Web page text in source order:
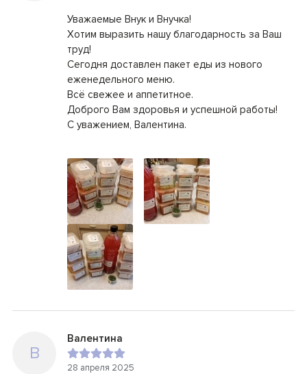
Уважаемые Внук и Внучка!
Хотим выразить нашу благодарность за Ваш
труд!
Сегодня доставлен пакет еды из нового
еженедельного меню.
Всё свежее и аппетитное.
Доброго Вам здоровья и успешной работы!
С уважением, Валентина.
В
Валентина
28 апреля 2025